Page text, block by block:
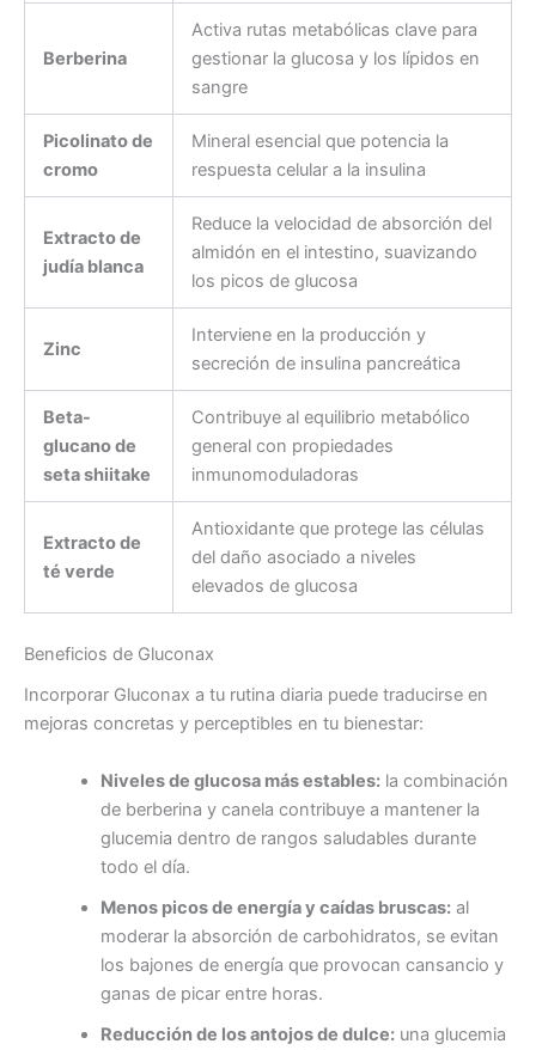
Berberina
Activa rutas metabólicas clave para
gestionar la glucosa y los lípidos en
sangre
Picolinato de
cromo
Mineral esencial que potencia la
respuesta celular a la insulina
Extracto de
judía blanca
Reduce la velocidad de absorción del
almidón en el intestino, suavizando
los picos de glucosa
Zinc
Interviene en la producción y
secreción de insulina pancreática
Beta-
glucano de
seta shiitake
Contribuye al equilibrio metabólico
general con propiedades
inmunomoduladoras
Extracto de
té verde
Antioxidante que protege las células
del daño asociado a niveles
elevados de glucosa
Beneficios de Gluconax
Incorporar Gluconax a tu rutina diaria puede traducirse en
mejoras concretas y perceptibles en tu bienestar:
Niveles de glucosa más estables:la combinación
de berberina y canela contribuye a mantener la
glucemia dentro de rangos saludables durante
todo el día.
Menos picos de energía y caídas bruscas:al
moderar la absorción de carbohidratos, se evitan
los bajones de energía que provocan cansancio y
ganas de picar entre horas.
Reducción de los antojos de dulce:una glucemia